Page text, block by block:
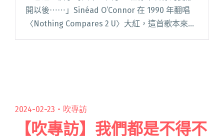
開以後⋯⋯」Sinéad O’Connor 在 1990 年翻唱
〈Nothing Compares 2 U〉大紅，這首歌本來是
2024-02-23・ 吹專訪
【吹專訪】我們都是不得不